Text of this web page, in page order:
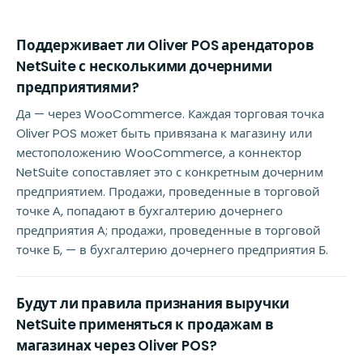
Поддерживает ли Oliver POS арендаторов
NetSuite с несколькими дочерними
предприятиями?
Да — через WooCommerce. Каждая торговая точка
Oliver POS может быть привязана к магазину или
местоположению WooCommerce, а коннектор
NetSuite сопоставляет это с конкретным дочерним
предприятием. Продажи, проведенные в торговой
точке А, попадают в бухгалтерию дочернего
предприятия А; продажи, проведенные в торговой
точке Б, — в бухгалтерию дочернего предприятия Б.
Будут ли правила признания выручки
NetSuite применяться к продажам в
магазинах через Oliver POS?